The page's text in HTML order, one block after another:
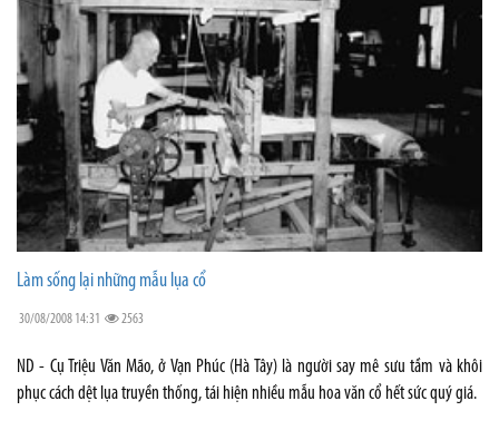
Làm sống lại những mẫu lụa cổ
30/08/2008 14:31 2563
ND - Cụ Triệu Văn Mão, ở Vạn Phúc (Hà Tây) là người say mê sưu tầm và khôi
phục cách dệt lụa truyền thống, tái hiện nhiều mẫu hoa văn cổ hết sức quý giá.